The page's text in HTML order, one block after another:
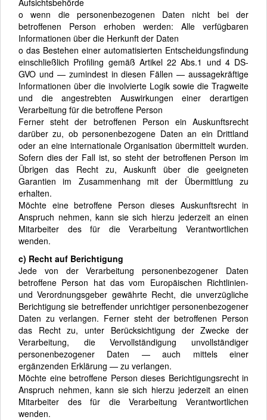
o wenn die personenbezogenen Daten nicht bei der
betroffenen Person erhoben werden: Alle verfügbaren
Informationen über die Herkunft der Daten
o das Bestehen einer automatisierten Entscheidungsfindung
einschließlich Profiling gemäß Artikel 22 Abs.1 und 4 DS-
GVO und — zumindest in diesen Fällen — aussagekräftige
Informationen über die involvierte Logik sowie die Tragweite
und die angestrebten Auswirkungen einer derartigen
Verarbeitung für die betroffene Person
Ferner steht der betroffenen Person ein Auskunftsrecht
darüber zu, ob personenbezogene Daten an ein Drittland
oder an eine internationale Organisation übermittelt wurden.
Sofern dies der Fall ist, so steht der betroffenen Person im
Übrigen das Recht zu, Auskunft über die geeigneten
Garantien im Zusammenhang mit der Übermittlung zu
erhalten.
Möchte eine betroffene Person dieses Auskunftsrecht in
Anspruch nehmen, kann sie sich hierzu jederzeit an einen
Mitarbeiter des für die Verarbeitung Verantwortlichen
wenden.
c) Recht auf Berichtigung
Jede von der Verarbeitung personenbezogener Daten
betroffene Person hat das vom Europäischen Richtlinien-
und Verordnungsgeber gewährte Recht, die unverzügliche
Berichtigung sie betreffender unrichtiger personenbezogener
Daten zu verlangen. Ferner steht der betroffenen Person
das Recht zu, unter Berücksichtigung der Zwecke der
Verarbeitung, die Vervollständigung unvollständiger
personenbezogener Daten — auch mittels einer
ergänzenden Erklärung — zu verlangen.
Möchte eine betroffene Person dieses Berichtigungsrecht in
Anspruch nehmen, kann sie sich hierzu jederzeit an einen
Mitarbeiter des für die Verarbeitung Verantwortlichen
wenden.